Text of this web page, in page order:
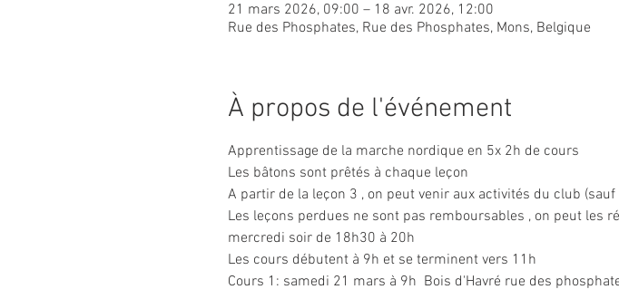
21 mars 2026, 09:00 – 18 avr. 2026, 12:00
Rue des Phosphates, Rue des Phosphates, Mons, Belgique
À propos de l'événement
Apprentissage de la marche nordique en 5x 2h de cours
Les bâtons sont prêtés à chaque leçon
A partir de la leçon 3 , on peut venir aux activités du club
Les leçons perdues ne sont pas remboursables , on peut les
mercredi soir de 18h30 à 20h
Les cours débutent à 9h et se terminent vers 11h
Cours 1: samedi 21 mars à 9h  Bois d'Havré rue des